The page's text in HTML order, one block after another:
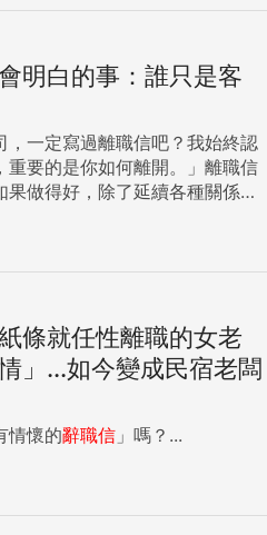
明白的事：誰只是客
一定寫過離職信吧？我始終認
要的是你如何離開。」離職信
做得好，除了延續各種關係
虎頭蛇尾，不值得信任。
特別提到：「我會將全部同事
得我可以接續保持聯繫，你加
的比例約僅四成，我把這四成定
事會成為真正的朋友，往往都是
出後，
到相關產業，多半都是祝福
，陸續找回許多老客戶，他們
條就任性離職的女老
」...如今變成民宿老闆
情懷的辭職信 」嗎？...